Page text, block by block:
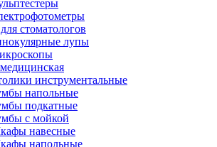
стоматологов
лупы
инструментальные
напольные
подкатные
с мойкой
навесные
напольные